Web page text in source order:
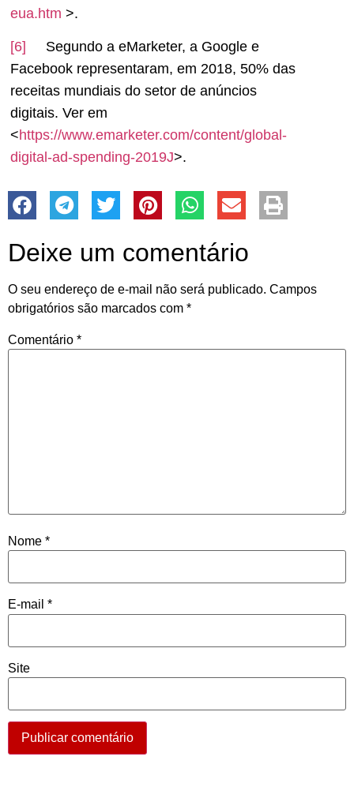
eua.htm >.
[6] Segundo a eMarketer, a Google e
Facebook representaram, em 2018, 50% das
receitas mundiais do setor de anúncios
digitais. Ver em
<https://www.emarketer.com/content/global-
digital-ad-spending-2019J>.
Deixe um comentário
O seu endereço de e-mail não será publicado. Campos
obrigatórios são marcados com *
Comentário *
Nome *
E-mail *
Site